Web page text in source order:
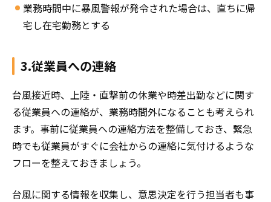
業務時間中に暴風警報が発令された場合は、直ちに帰
宅し在宅勤務とする
3.従業員への連絡
台風接近時、上陸・直撃前の休業や時差出勤などに関す
る従業員への連絡が、業務時間外になることも考えられ
ます。事前に従業員への連絡方法を整備しておき、緊急
時でも従業員がすぐに会社からの連絡に気付けるような
フローを整えておきましょう。
台風に関する情報を収集し、意思決定を行う担当者も事